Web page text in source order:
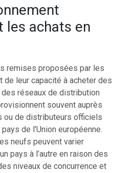
les achats en
remises proposées par les
de leur capacité à acheter des
réseaux de distribution
souvent auprès
ou de distributeurs officiels
de l’Union européenne.
neufs peuvent varier
pays à l’autre en raison des
niveaux de concurrence et